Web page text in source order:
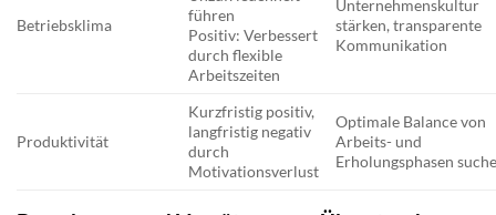
Betriebsklima
führen
Positiv: Verbessert
durch flexible
Arbeitszeiten
Unternehmenskultur
stärken, transparente
Kommunikation
Produktivität
Kurzfristig positiv,
langfristig negativ
durch
Motivationsverlust
Optimale Balance von
Arbeits- und
Erholungsphasen